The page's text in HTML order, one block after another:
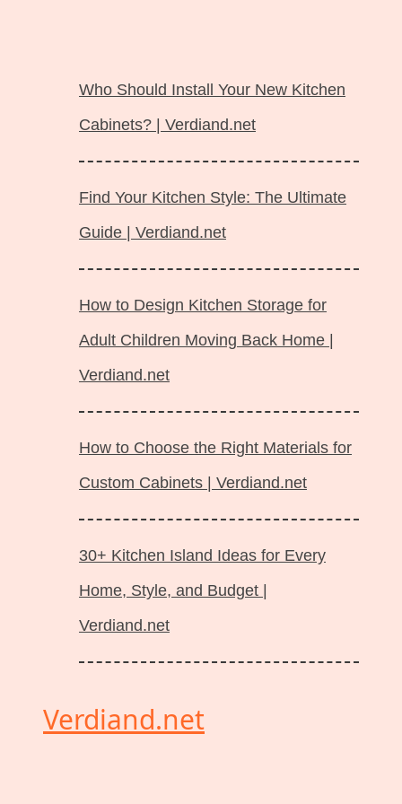
Who Should Install Your New Kitchen
Cabinets? | Verdiand.net
Find Your Kitchen Style: The Ultimate
Guide | Verdiand.net
How to Design Kitchen Storage for
Adult Children Moving Back Home |
Verdiand.net
How to Choose the Right Materials for
Custom Cabinets | Verdiand.net
30+ Kitchen Island Ideas for Every
Home, Style, and Budget |
Verdiand.net
Verdiand.net